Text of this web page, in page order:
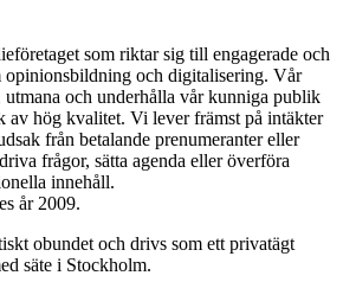
som riktar sig till engagerade och
opinionsbildning och digitalisering. Vår
och underhålla vår kunniga publik
av hög kvalitet. Vi lever främst på intäkter
från betalande prenumeranter eller
frågor, sätta agenda eller överföra
innehåll.
år 2009.
obundet och drivs som ett privatägt
säte i Stockholm.